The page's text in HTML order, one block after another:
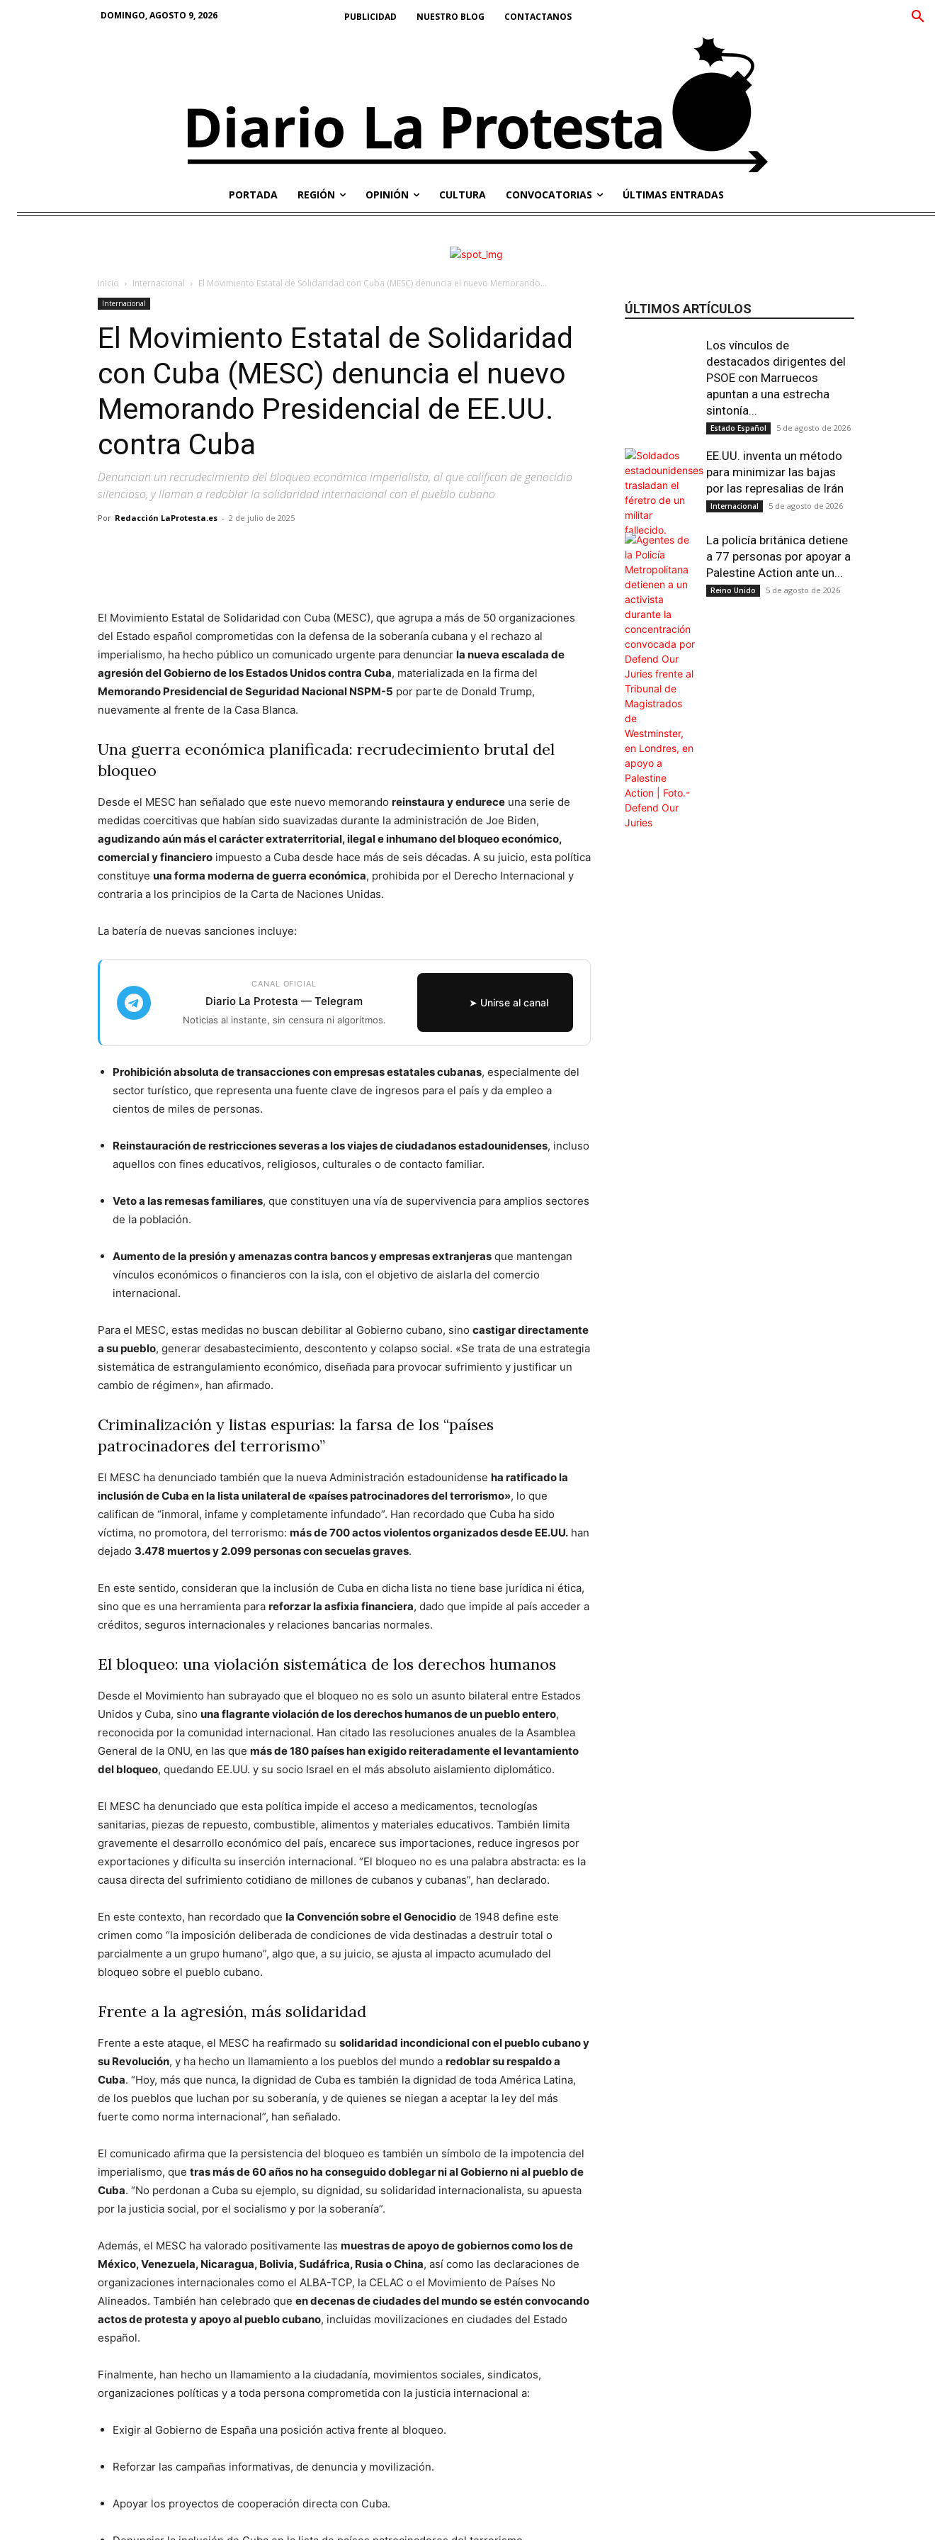
DOMINGO, AGOSTO 9, 2026 PUBLICIDAD NUESTRO BLOG CONTACTANOS
PORTADA REGIÓN OPINIÓN CULTURA CONVOCATORIAS ÚLTIMAS ENTRADAS
Inicio Internacional El Movimiento Estatal de Solidaridad con Cuba (MESC) denuncia el nuevo Memorando...
Internacional
El Movimiento Estatal de Solidaridad
con Cuba (MESC) denuncia el nuevo
Memorando Presidencial de EE.UU.
contra Cuba
Denuncian un recrudecimiento del bloqueo económico imperialista, al que califican de genocidio
silencioso, y llaman a redoblar la solidaridad internacional con el pueblo cubano
Por Redacción LaProtesta.es - 2 de julio de 2025
Email Impresión
El Movimiento Estatal de Solidaridad con Cuba (MESC), que agrupa a más de 50 organizaciones
del Estado español comprometidas con la defensa de la soberanía cubana y el rechazo al
imperialismo, ha hecho público un comunicado urgente para denunciar la nueva escalada de
agresión del Gobierno de los Estados Unidos contra Cuba, materializada en la firma del
Memorando Presidencial de Seguridad Nacional NSPM-5 por parte de Donald Trump,
nuevamente al frente de la Casa Blanca.
Una guerra económica planificada: recrudecimiento brutal del
bloqueo
Desde el MESC han señalado que este nuevo memorando reinstaura y endurece una serie de
medidas coercitivas que habían sido suavizadas durante la administración de Joe Biden,
agudizando aún más el carácter extraterritorial, ilegal e inhumano del bloqueo económico,
comercial y financiero impuesto a Cuba desde hace más de seis décadas. A su juicio, esta política
constituye una forma moderna de guerra económica, prohibida por el Derecho Internacional y
contraria a los principios de la Carta de Naciones Unidas.
La batería de nuevas sanciones incluye:
CANAL OFICIAL
Diario La Protesta — Telegram
Noticias al instante, sin censura ni algoritmos.
➤ Unirse al canal
Prohibición absoluta de transacciones con empresas estatales cubanas, especialmente del
sector turístico, que representa una fuente clave de ingresos para el país y da empleo a
cientos de miles de personas.
Reinstauración de restricciones severas a los viajes de ciudadanos estadounidenses, incluso
aquellos con fines educativos, religiosos, culturales o de contacto familiar.
Veto a las remesas familiares, que constituyen una vía de supervivencia para amplios sectores
de la población.
Aumento de la presión y amenazas contra bancos y empresas extranjeras que mantengan
vínculos económicos o financieros con la isla, con el objetivo de aislarla del comercio
internacional.
Para el MESC, estas medidas no buscan debilitar al Gobierno cubano, sino castigar directamente
a su pueblo, generar desabastecimiento, descontento y colapso social. «Se trata de una estrategia
sistemática de estrangulamiento económico, diseñada para provocar sufrimiento y justificar un
cambio de régimen», han afirmado.
Criminalización y listas espurias: la farsa de los “países
patrocinadores del terrorismo”
El MESC ha denunciado también que la nueva Administración estadounidense ha ratificado la
inclusión de Cuba en la lista unilateral de «países patrocinadores del terrorismo», lo que
califican de “inmoral, infame y completamente infundado”. Han recordado que Cuba ha sido
víctima, no promotora, del terrorismo: más de 700 actos violentos organizados desde EE.UU. han
dejado 3.478 muertos y 2.099 personas con secuelas graves.
En este sentido, consideran que la inclusión de Cuba en dicha lista no tiene base jurídica ni ética,
sino que es una herramienta para reforzar la asfixia financiera, dado que impide al país acceder a
créditos, seguros internacionales y relaciones bancarias normales.
El bloqueo: una violación sistemática de los derechos humanos
Desde el Movimiento han subrayado que el bloqueo no es solo un asunto bilateral entre Estados
Unidos y Cuba, sino una flagrante violación de los derechos humanos de un pueblo entero,
reconocida por la comunidad internacional. Han citado las resoluciones anuales de la Asamblea
General de la ONU, en las que más de 180 países han exigido reiteradamente el levantamiento
del bloqueo, quedando EE.UU. y su socio Israel en el más absoluto aislamiento diplomático.
El MESC ha denunciado que esta política impide el acceso a medicamentos, tecnologías
sanitarias, piezas de repuesto, combustible, alimentos y materiales educativos. También limita
gravemente el desarrollo económico del país, encarece sus importaciones, reduce ingresos por
exportaciones y dificulta su inserción internacional. “El bloqueo no es una palabra abstracta: es la
causa directa del sufrimiento cotidiano de millones de cubanos y cubanas”, han declarado.
En este contexto, han recordado que la Convención sobre el Genocidio de 1948 define este
crimen como “la imposición deliberada de condiciones de vida destinadas a destruir total o
parcialmente a un grupo humano”, algo que, a su juicio, se ajusta al impacto acumulado del
bloqueo sobre el pueblo cubano.
Frente a la agresión, más solidaridad
Frente a este ataque, el MESC ha reafirmado su solidaridad incondicional con el pueblo cubano y
su Revolución, y ha hecho un llamamiento a los pueblos del mundo a redoblar su respaldo a
Cuba. “Hoy, más que nunca, la dignidad de Cuba es también la dignidad de toda América Latina,
de los pueblos que luchan por su soberanía, y de quienes se niegan a aceptar la ley del más
fuerte como norma internacional”, han señalado.
El comunicado afirma que la persistencia del bloqueo es también un símbolo de la impotencia del
imperialismo, que tras más de 60 años no ha conseguido doblegar ni al Gobierno ni al pueblo de
Cuba. “No perdonan a Cuba su ejemplo, su dignidad, su solidaridad internacionalista, su apuesta
por la justicia social, por el socialismo y por la soberanía”.
Además, el MESC ha valorado positivamente las muestras de apoyo de gobiernos como los de
México, Venezuela, Nicaragua, Bolivia, Sudáfrica, Rusia o China, así como las declaraciones de
organizaciones internacionales como el ALBA-TCP, la CELAC o el Movimiento de Países No
Alineados. También han celebrado que en decenas de ciudades del mundo se estén convocando
actos de protesta y apoyo al pueblo cubano, incluidas movilizaciones en ciudades del Estado
español.
Finalmente, han hecho un llamamiento a la ciudadanía, movimientos sociales, sindicatos,
organizaciones políticas y a toda persona comprometida con la justicia internacional a:
Exigir al Gobierno de España una posición activa frente al bloqueo.
Reforzar las campañas informativas, de denuncia y movilización.
Apoyar los proyectos de cooperación directa con Cuba.
ÚLTIMOS ARTÍCULOS
Los vínculos de
destacados dirigentes del
PSOE con Marruecos
apuntan a una estrecha
sintonía...
Estado Español 5 de agosto de 2026
EE.UU. inventa un método
para minimizar las bajas
por las represalias de Irán
Internacional 5 de agosto de 2026
La policía británica detiene
a 77 personas por apoyar a
Palestine Action ante un...
Reino Unido 5 de agosto de 2026